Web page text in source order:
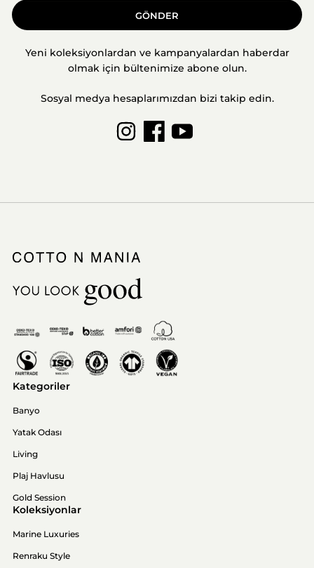
GÖNDER
Yeni koleksiyonlardan ve kampanyalardan haberdar
olmak için bültenimize abone olun.
Sosyal medya hesaplarımızdan bizi takip edin.
Kategoriler
Banyo
Yatak Odası
Living
Plaj Havlusu
Gold Session
Koleksiyonlar
Marine Luxuries
Renraku Style